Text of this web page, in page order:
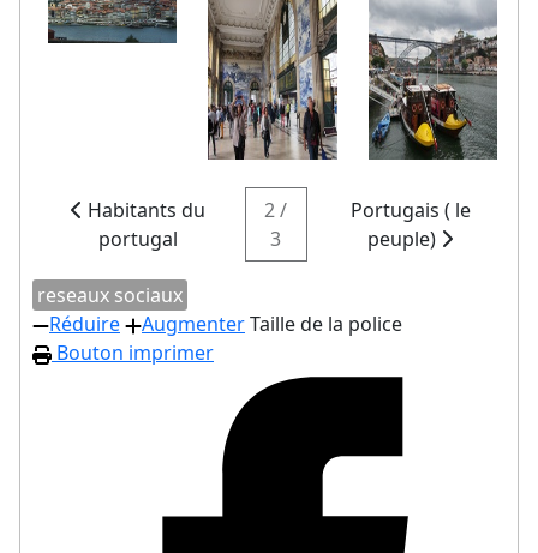
Habitants du
portugal
2 /
3
Portugais ( le
peuple)
reseaux sociaux
Réduire
AugmenterTaille de la police
Bouton imprimer